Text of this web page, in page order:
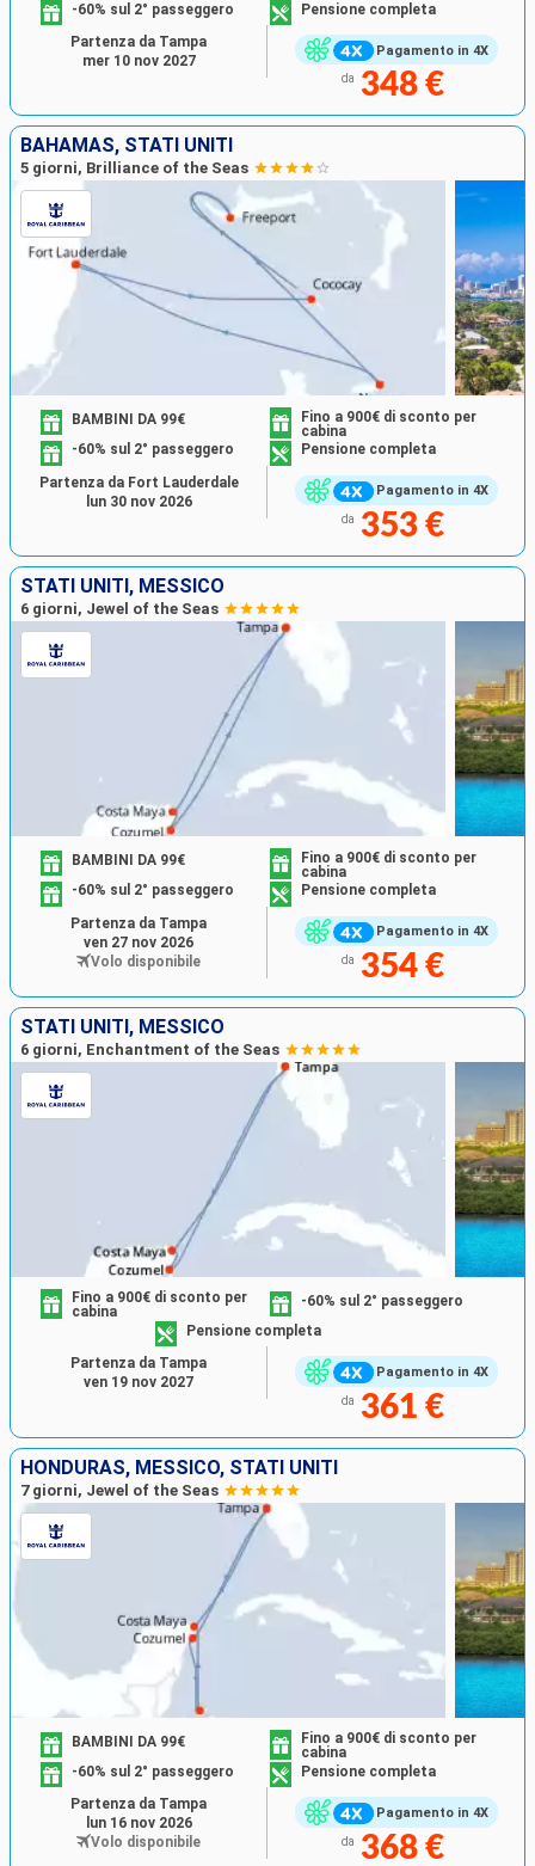
Pagamento in 4X
-60% sul 2° passeggero Pensione completa
da 348 €
Partenza da Tampa
mer 10 nov 2027
BAHAMAS, STATI UNITI
5 giorni, Brilliance of the Seas
Pagamento in 4X
BAMBINI DA 99€
Fino a 900€ di sconto per
cabina
-60% sul 2° passeggero
Pensione completa
da 353 €
Partenza da Fort Lauderdale
lun 30 nov 2026
STATI UNITI, MESSICO
6 giorni, Jewel of the Seas
Pagamento in 4X
BAMBINI DA 99€
Fino a 900€ di sconto per
cabina
-60% sul 2° passeggero
Pensione completa
da 354 €
Partenza da Tampa
ven 27 nov 2026
Volo disponibile
STATI UNITI, MESSICO
6 giorni, Enchantment of the Seas
Pagamento in 4X
Fino a 900€ di sconto per
cabina
-60% sul 2° passeggero
Pensione completa
da 361 €
Partenza da Tampa
ven 19 nov 2027
HONDURAS, MESSICO, STATI UNITI
7 giorni, Jewel of the Seas
Pagamento in 4X
BAMBINI DA 99€
Fino a 900€ di sconto per
cabina
-60% sul 2° passeggero
Pensione completa
da 368 €
Partenza da Tampa
lun 16 nov 2026
Volo disponibile